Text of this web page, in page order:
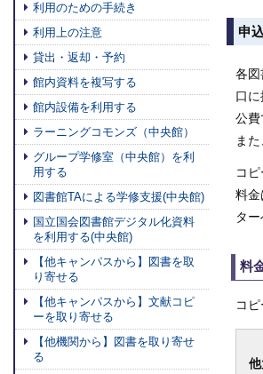
申
各図
口に
公費
ま
コ
料金
タ
料
コ
利用のための手続き
利用上の注意
貸出・返却・予約
館内資料を複写する
館内設備を利用する
ラーニングコモンズ（中央館）
グループ学修室（中央館）を利
用する
図書館TAによる学修支援(中央館)
国立国会図書館デジタル化資料
を利用する(中央館)
【他キャンパスから】図書を取
り寄せる
【他キャンパスから】文献コピ
ーを取り寄せる
【他機関から】図書を取り寄せ
る